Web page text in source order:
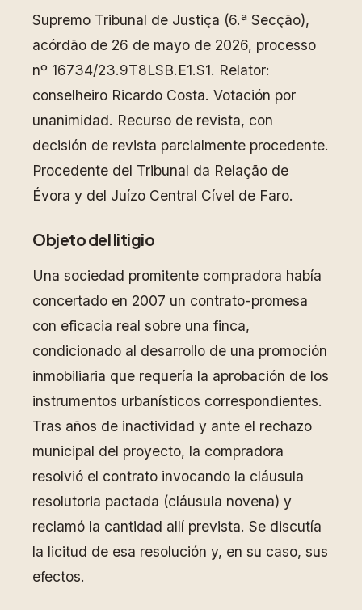
Supremo Tribunal de Justiça (6.ª Secção),
acórdão de 26 de mayo de 2026, processo
nº 16734/23.9T8LSB.E1.S1. Relator:
conselheiro Ricardo Costa. Votación por
unanimidad. Recurso de revista, con
decisión de revista parcialmente procedente.
Procedente del Tribunal da Relação de
Évora y del Juízo Central Cível de Faro.
Objeto del litigio
Una sociedad promitente compradora había
concertado en 2007 un contrato-promesa
con eficacia real sobre una finca,
condicionado al desarrollo de una promoción
inmobiliaria que requería la aprobación de los
instrumentos urbanísticos correspondientes.
Tras años de inactividad y ante el rechazo
municipal del proyecto, la compradora
resolvió el contrato invocando la cláusula
resolutoria pactada (cláusula novena) y
reclamó la cantidad allí prevista. Se discutía
la licitud de esa resolución y, en su caso, sus
efectos.